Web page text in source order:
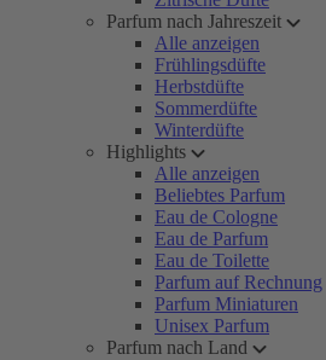
Parfum nach Jahreszeit
Alle anzeigen
Frühlingsdüfte
Herbstdüfte
Sommerdüfte
Winterdüfte
Highlights
Alle anzeigen
Beliebtes Parfum
Eau de Cologne
Eau de Parfum
Eau de Toilette
Parfum auf Rechnung
Parfum Miniaturen
Unisex Parfum
Parfum nach Land